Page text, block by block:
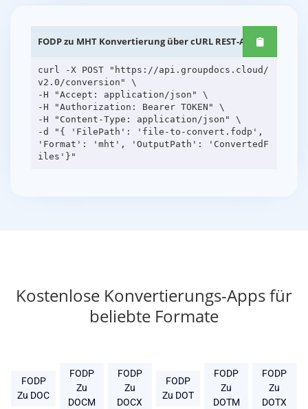
FODP zu MHT Konvertierung über cURL REST-APIs
curl -X POST "https://api.groupdocs.cloud/
v2.0/conversion" \
-H "Accept: application/json" \
-H "Authorization: Bearer TOKEN" \
-H "Content-Type: application/json" \
-d "{ 'FilePath': 'file-to-convert.fodp',
'Format': 'mht', 'OutputPath': 'ConvertedF
Kostenlose Konvertierungs-Apps für
beliebte Formate
FODP
Zu DOC
FODP
Zu
DOCM
FODP
Zu
DOCX
FODP
Zu DOT
FODP
Zu
DOTM
FODP
Zu
DOTX